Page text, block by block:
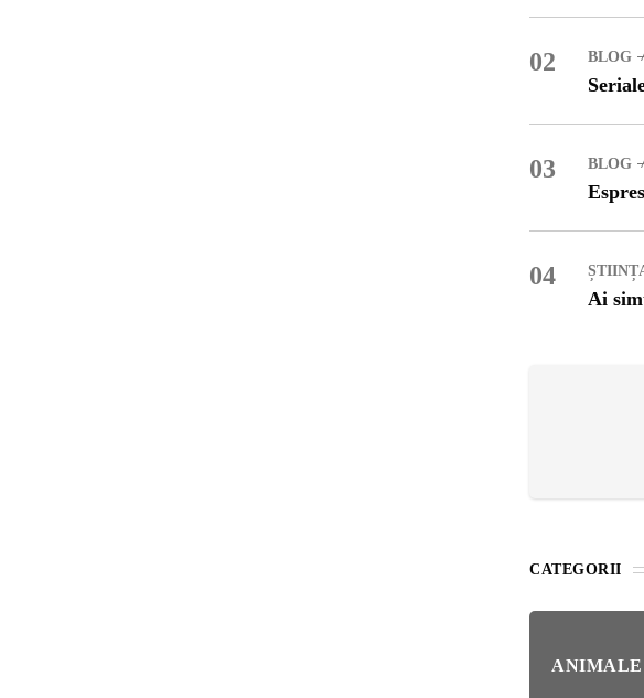
02 BLOG
03 BLOG
04
Ai
CATEGORII
ANIMALE
ENGLISH
CONTENT
TRAVEL
SANATATE SI
STIRI
ȘTIINȚA